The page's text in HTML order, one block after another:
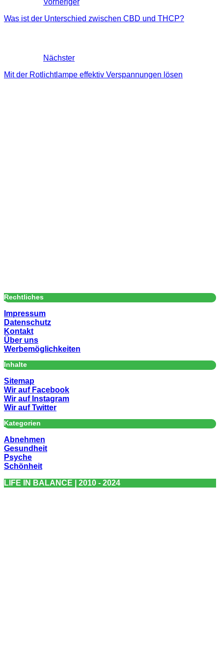
Was ist der Unterschied zwischen CBD und THCP?
Nächster
Mit der Rotlichtlampe effektiv Verspannungen lösen
Rechtliches
Impressum
Datenschutz
Kontakt
Über uns
Werbemöglichkeiten
Inhalte
Sitemap
Wir auf Facebook
Wir auf Instagram
Wir auf Twitter
Kategorien
Abnehmen
Gesundheit
Psyche
Schönheit
LIFE IN BALANCE | 2010 - 2024